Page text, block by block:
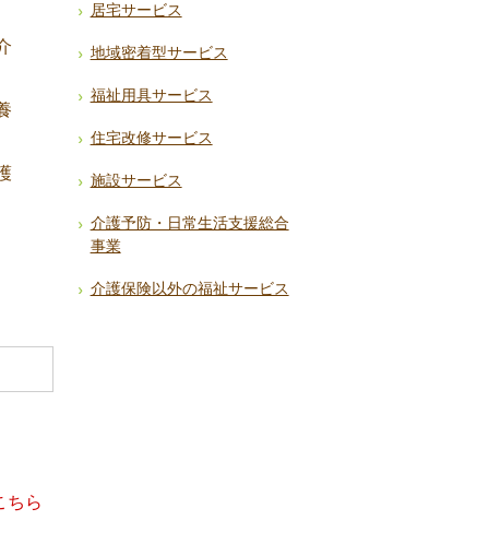
ちら
居宅サービス
地域密着型サービス
福祉用具サービス
住宅改修サービス
施設サービス
介護予防・日常生活支援総合
事業
介護保険以外の福祉サービス